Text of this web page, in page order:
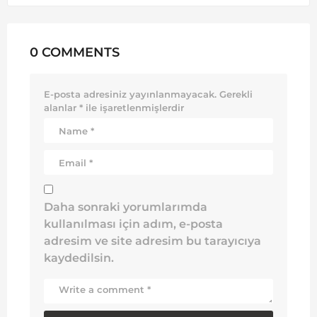
0 COMMENTS
E-posta adresiniz yayınlanmayacak. Gerekli
alanlar * ile işaretlenmişlerdir
Daha sonraki yorumlarımda
kullanılması için adım, e-posta
adresim ve site adresim bu tarayıcıya
kaydedilsin.